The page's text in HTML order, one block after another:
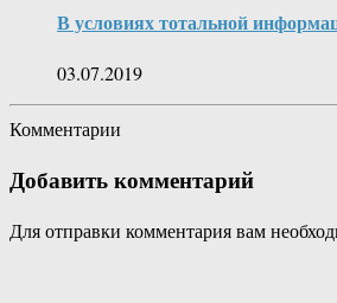
В условиях тотальной
03.07.2019
Комментарии
Добавить комментарий
Для отправки комментария вам